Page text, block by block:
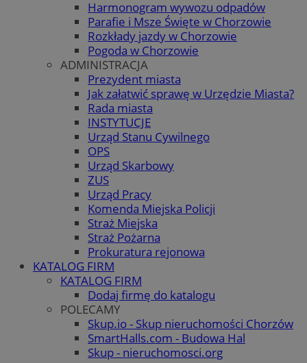
Harmonogram wywozu odpadów
Parafie i Msze Święte w Chorzowie
Rozkłady jazdy w Chorzowie
Pogoda w Chorzowie
ADMINISTRACJA
Prezydent miasta
Jak załatwić sprawę w Urzędzie Miasta?
Rada miasta
INSTYTUCJE
Urząd Stanu Cywilnego
OPS
Urząd Skarbowy
ZUS
Urząd Pracy
Komenda Miejska Policji
Straż Miejska
Straż Pożarna
Prokuratura rejonowa
KATALOG FIRM
KATALOG FIRM
Dodaj firmę do katalogu
POLECAMY
Skup.io - Skup nieruchomości Chorzów
SmartHalls.com - Budowa Hal
Skup - nieruchomosci.org